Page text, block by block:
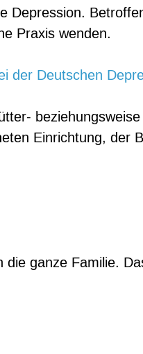
Depression.
Praxis wenden.
der Deutschen
Einrichtung, der
ganze Familie.